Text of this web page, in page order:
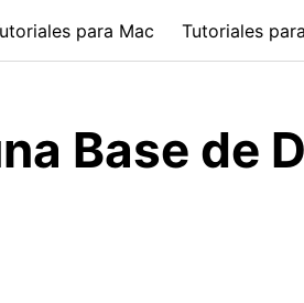
para Mac Tutoriales
Base de